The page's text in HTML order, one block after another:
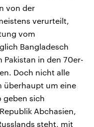
von der
verurteilt,
vom
Bangladesch
in den 70er-
Doch nicht alle
überhaupt um eine
geben sich
Abchasien,
steht, mit